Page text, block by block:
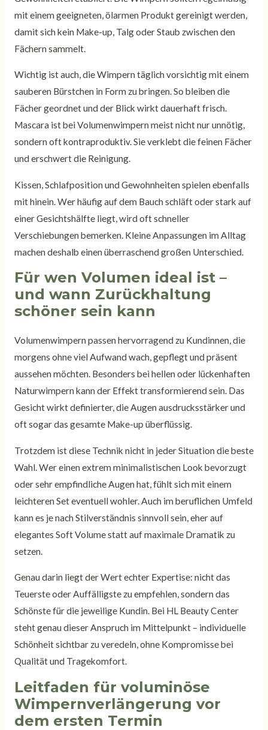
mit einem geeigneten, ölarmen Produkt gereinigt werden,
damit sich kein Make-up, Talg oder Staub zwischen den
Fächern sammelt.
Wichtig ist auch, die Wimpern täglich vorsichtig mit einem
sauberen Bürstchen in Form zu bringen. So bleiben die
Fächer geordnet und der Blick wirkt dauerhaft frisch.
Mascara ist bei Volumenwimpern meist nicht nur unnötig,
sondern oft kontraproduktiv. Sie verklebt die feinen Fächer
und erschwert die Reinigung.
Kissen, Schlafposition und Gewohnheiten spielen ebenfalls
mit hinein. Wer häufig auf dem Bauch schläft oder stark auf
einer Gesichtshälfte liegt, wird oft schneller
Verschiebungen bemerken. Kleine Anpassungen im Alltag
machen deshalb einen überraschend großen Unterschied.
Für wen Volumen ideal ist –
und wann Zurückhaltung
schöner sein kann
Volumenwimpern passen hervorragend zu Kundinnen, die
morgens ohne viel Aufwand wach, gepflegt und präsent
aussehen möchten. Besonders bei hellen oder lückenhaften
Naturwimpern kann der Effekt transformierend sein. Das
Gesicht wirkt definierter, die Augen ausdrucksstärker und
oft sogar das gesamte Make-up überflüssig.
Trotzdem ist diese Technik nicht in jeder Situation die beste
Wahl. Wer einen extrem minimalistischen Look bevorzugt
oder sehr empfindliche Augen hat, fühlt sich mit einem
leichteren Set eventuell wohler. Auch im beruflichen Umfeld
kann es je nach Stilverständnis sinnvoll sein, eher auf
elegantes Soft Volume statt auf maximale Dramatik zu
setzen.
Genau darin liegt der Wert echter Expertise: nicht das
Teuerste oder Auffälligste zu empfehlen, sondern das
Schönste für die jeweilige Kundin. Bei HL Beauty Center
steht genau dieser Anspruch im Mittelpunkt – individuelle
Schönheit sichtbar zu veredeln, ohne Kompromisse bei
Qualität und Tragekomfort.
Leitfaden für voluminöse
Wimpernverlängerung vor
dem ersten Termin